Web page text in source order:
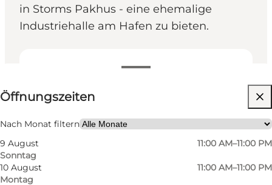
in Storms Pakhus - eine ehemalige
Industriehalle am Hafen zu bieten.
Öffnungszeiten anzeigen
Öffnungszeiten
Nach Monat filtern
9 August
Sonntag
11:00 AM–11:00 PM
10 August
Montag
11:00 AM–11:00 PM
Website besuchen
Mir selbst, Mein Partner, Freunde, Kinder